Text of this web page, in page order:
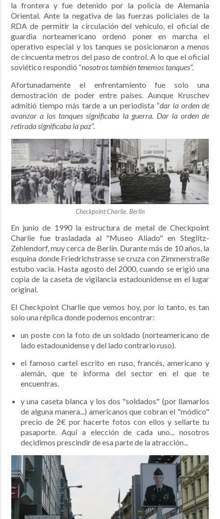
la frontera y fue detenido por la policía de Alemania
Oriental. Ante la negativa de las fuerzas policiales de la
RDA de permitir la circulación del vehículo, el oficial de
guardia norteamericano ordenó poner en marcha el
operativo especial y los tanques se posicionaron a menos
de cincuenta metros del paso de control. A lo que el oficial
soviético respondió “nosotros también tenemos tanques”.
Afortunadamente el enfrentamiento fue solo una
demostración de poder entre países. Aunque Kruschev
admitió tiempo más tarde a un periodista “dar la orden de
avanzar a los tanques significaba la guerra. Dar la orden de
retirada significaba la paz”.
Checkpoint Charlie, Berlín
En junio de 1990 la estructura de metal de Checkpoint
Charlie fue trasladada al "Museo Aliado" en Steglitz-
Zehlendorf, muy cerca de Berlín. Durante más de 10 años, la
esquina donde Friedrichstrasse se cruza con Zimmerstraße
estubo vacía. Hasta agosto del 2000, cuando se erigió una
copia de la caseta de vigilancia estadounidense en el lugar
original.
El Checkpoint Charlie que vemos hoy, por lo tanto, es tan
solo una réplica donde podemos encontrar:
un poste con la foto de un soldado (norteamericano de
lado estadounidense y del lado contrario ruso).
el famoso cartel escrito en ruso, francés, americano y
alemán, que te informa del sector en el que te
encuentras.
y una caseta blanca y los dos "soldados" (por llamarlos
de alguna manera...) americanos que cobran el "módico"
precio de 2€ por hacerte fotos con ellos y sellarte tu
pasaporte. Aquí a elección de cada uno... nosotros
decidimos prescindir de esa parte de la atracción...